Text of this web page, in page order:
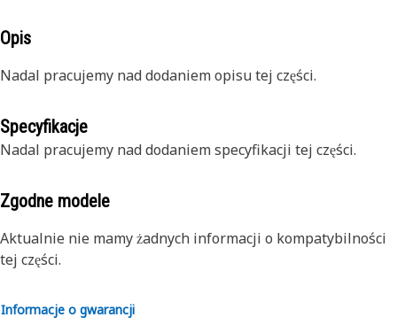
Opis
Nadal pracujemy nad dodaniem opisu tej części.
Specyfikacje
Nadal pracujemy nad dodaniem specyfikacji tej części.
Zgodne modele
Aktualnie nie mamy żadnych informacji o kompatybilności
tej części.
Informacje o gwarancji